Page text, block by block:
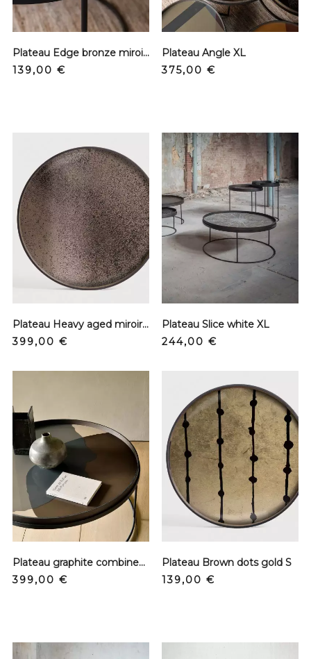
Plateau Edge bronze miroir S
Prix
139,00 €
Plateau Angle XL
Prix
375,00 €
Plateau Heavy aged miroir XL
Prix
399,00 €
Plateau Slice white XL
Prix
244,00 €
Plateau graphite combined dots XL
Prix
399,00 €
Plateau Brown dots gold S
Prix
139,00 €